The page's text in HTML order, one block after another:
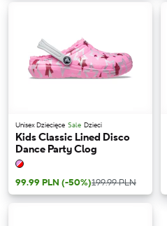
Unisex Dziecięce Sale Dzieci
Kids Classic Lined Disco
Dance Party Clog
99.99 PLN (-50%)199.99 PLN